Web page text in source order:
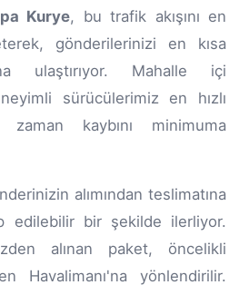
Kurye, bu trafik akışını en
gönderilerinizi en kısa
ulaştırıyor. Mahalle içi
sürücülerimiz en hızlı
zaman kaybını minimuma
alımından teslimatına
edilebilir bir şekilde ilerliyor.
alınan paket, öncelikli
Havalimanı'na yönlendirilir.